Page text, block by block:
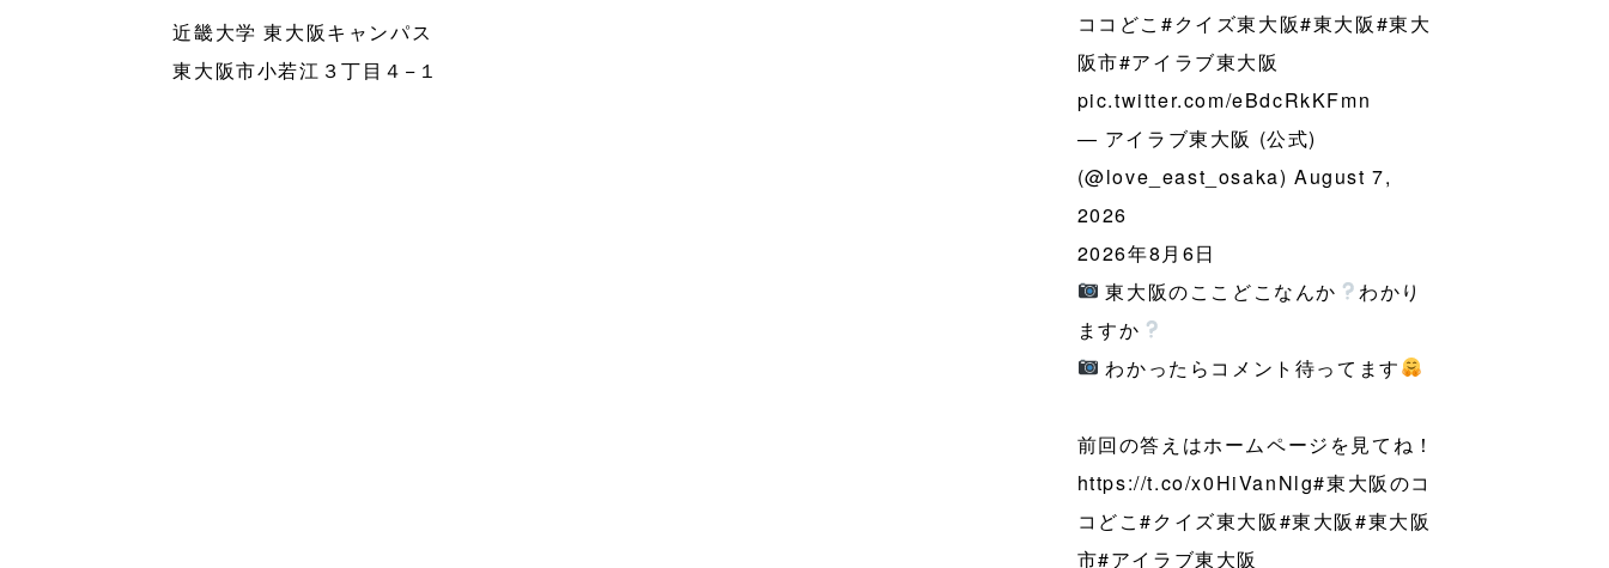
近畿大学 東大阪キャンパス
東大阪市小若江３丁目４−１
ココどこ #クイズ東大阪#東大阪#東大
阪市#アイラブ東大阪
pic.twitter.com/eBdcRkKFmn
— アイラブ東大阪 (公式)
(@love_east_osaka) August 7,
2026
2026年8月6日
東大阪のここどこなんか
わかり
ますか
わかったらコメント待ってます
前回の答えはホームページを見てね！
https://t.co/x0HiVanNlg#東大阪のコ
コどこ#クイズ東大阪#東大阪#東大阪
市#アイラブ東大阪